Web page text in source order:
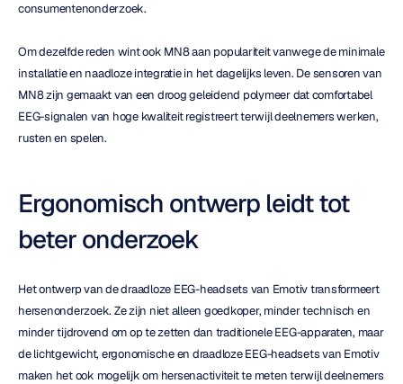
consumentenonderzoek.
Om dezelfde reden wint ook MN8 aan populariteit vanwege de minimale
installatie en naadloze integratie in het dagelijks leven. De sensoren van
MN8 zijn gemaakt van een droog geleidend polymeer dat comfortabel
EEG-signalen van hoge kwaliteit registreert terwijl deelnemers werken,
rusten en spelen.
Ergonomisch ontwerp leidt tot
beter onderzoek
Het ontwerp van de draadloze EEG-headsets van Emotiv transformeert
hersenonderzoek. Ze zijn niet alleen goedkoper, minder technisch en
minder tijdrovend om op te zetten dan traditionele EEG-apparaten, maar
de lichtgewicht, ergonomische en draadloze EEG-headsets van Emotiv
maken het ook mogelijk om hersenactiviteit te meten terwijl deelnemers